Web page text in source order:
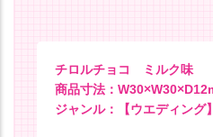
チロルチョコ ミルク味
商品寸法：
ジャンル：【ウエディング】